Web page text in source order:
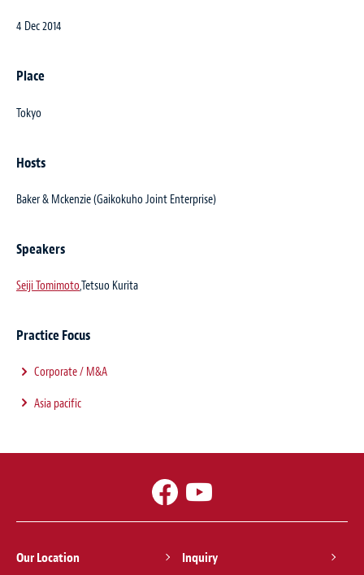
4 Dec 2014
Place
Tokyo
Hosts
Baker & Mckenzie (Gaikokuho Joint Enterprise)
Speakers
Seiji Tomimoto,Tetsuo Kurita
Practice Focus
Corporate / M&A
Asia pacific
Our Location Inquiry